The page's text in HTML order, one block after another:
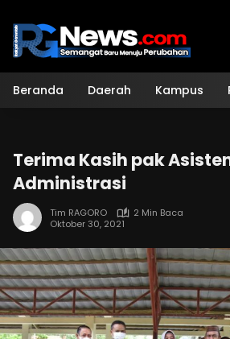
konten
Beranda Daerah Kampus
Terima Kasih pak
Administrasi
Tim RAGORO
2 Min Baca
Oktober 30, 2021